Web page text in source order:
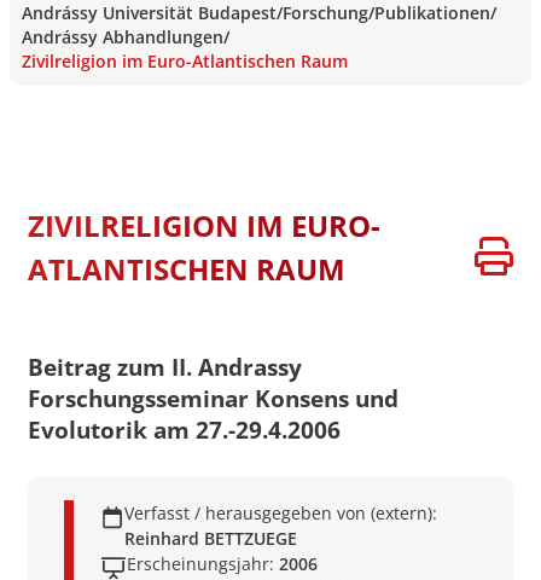
Andrássy Universität Budapest/Forschung/Publikationen/
Andrássy Abhandlungen/
Zivilreligion im Euro-Atlantischen Raum
ZIVILRELIGION IM EURO-
ATLANTISCHEN RAUM
Beitrag zum II. Andrassy
Forschungsseminar Konsens und
Evolutorik am 27.-29.4.2006
Verfasst / herausgegeben von (extern):
Reinhard BETTZUEGE
Erscheinungsjahr: 2006